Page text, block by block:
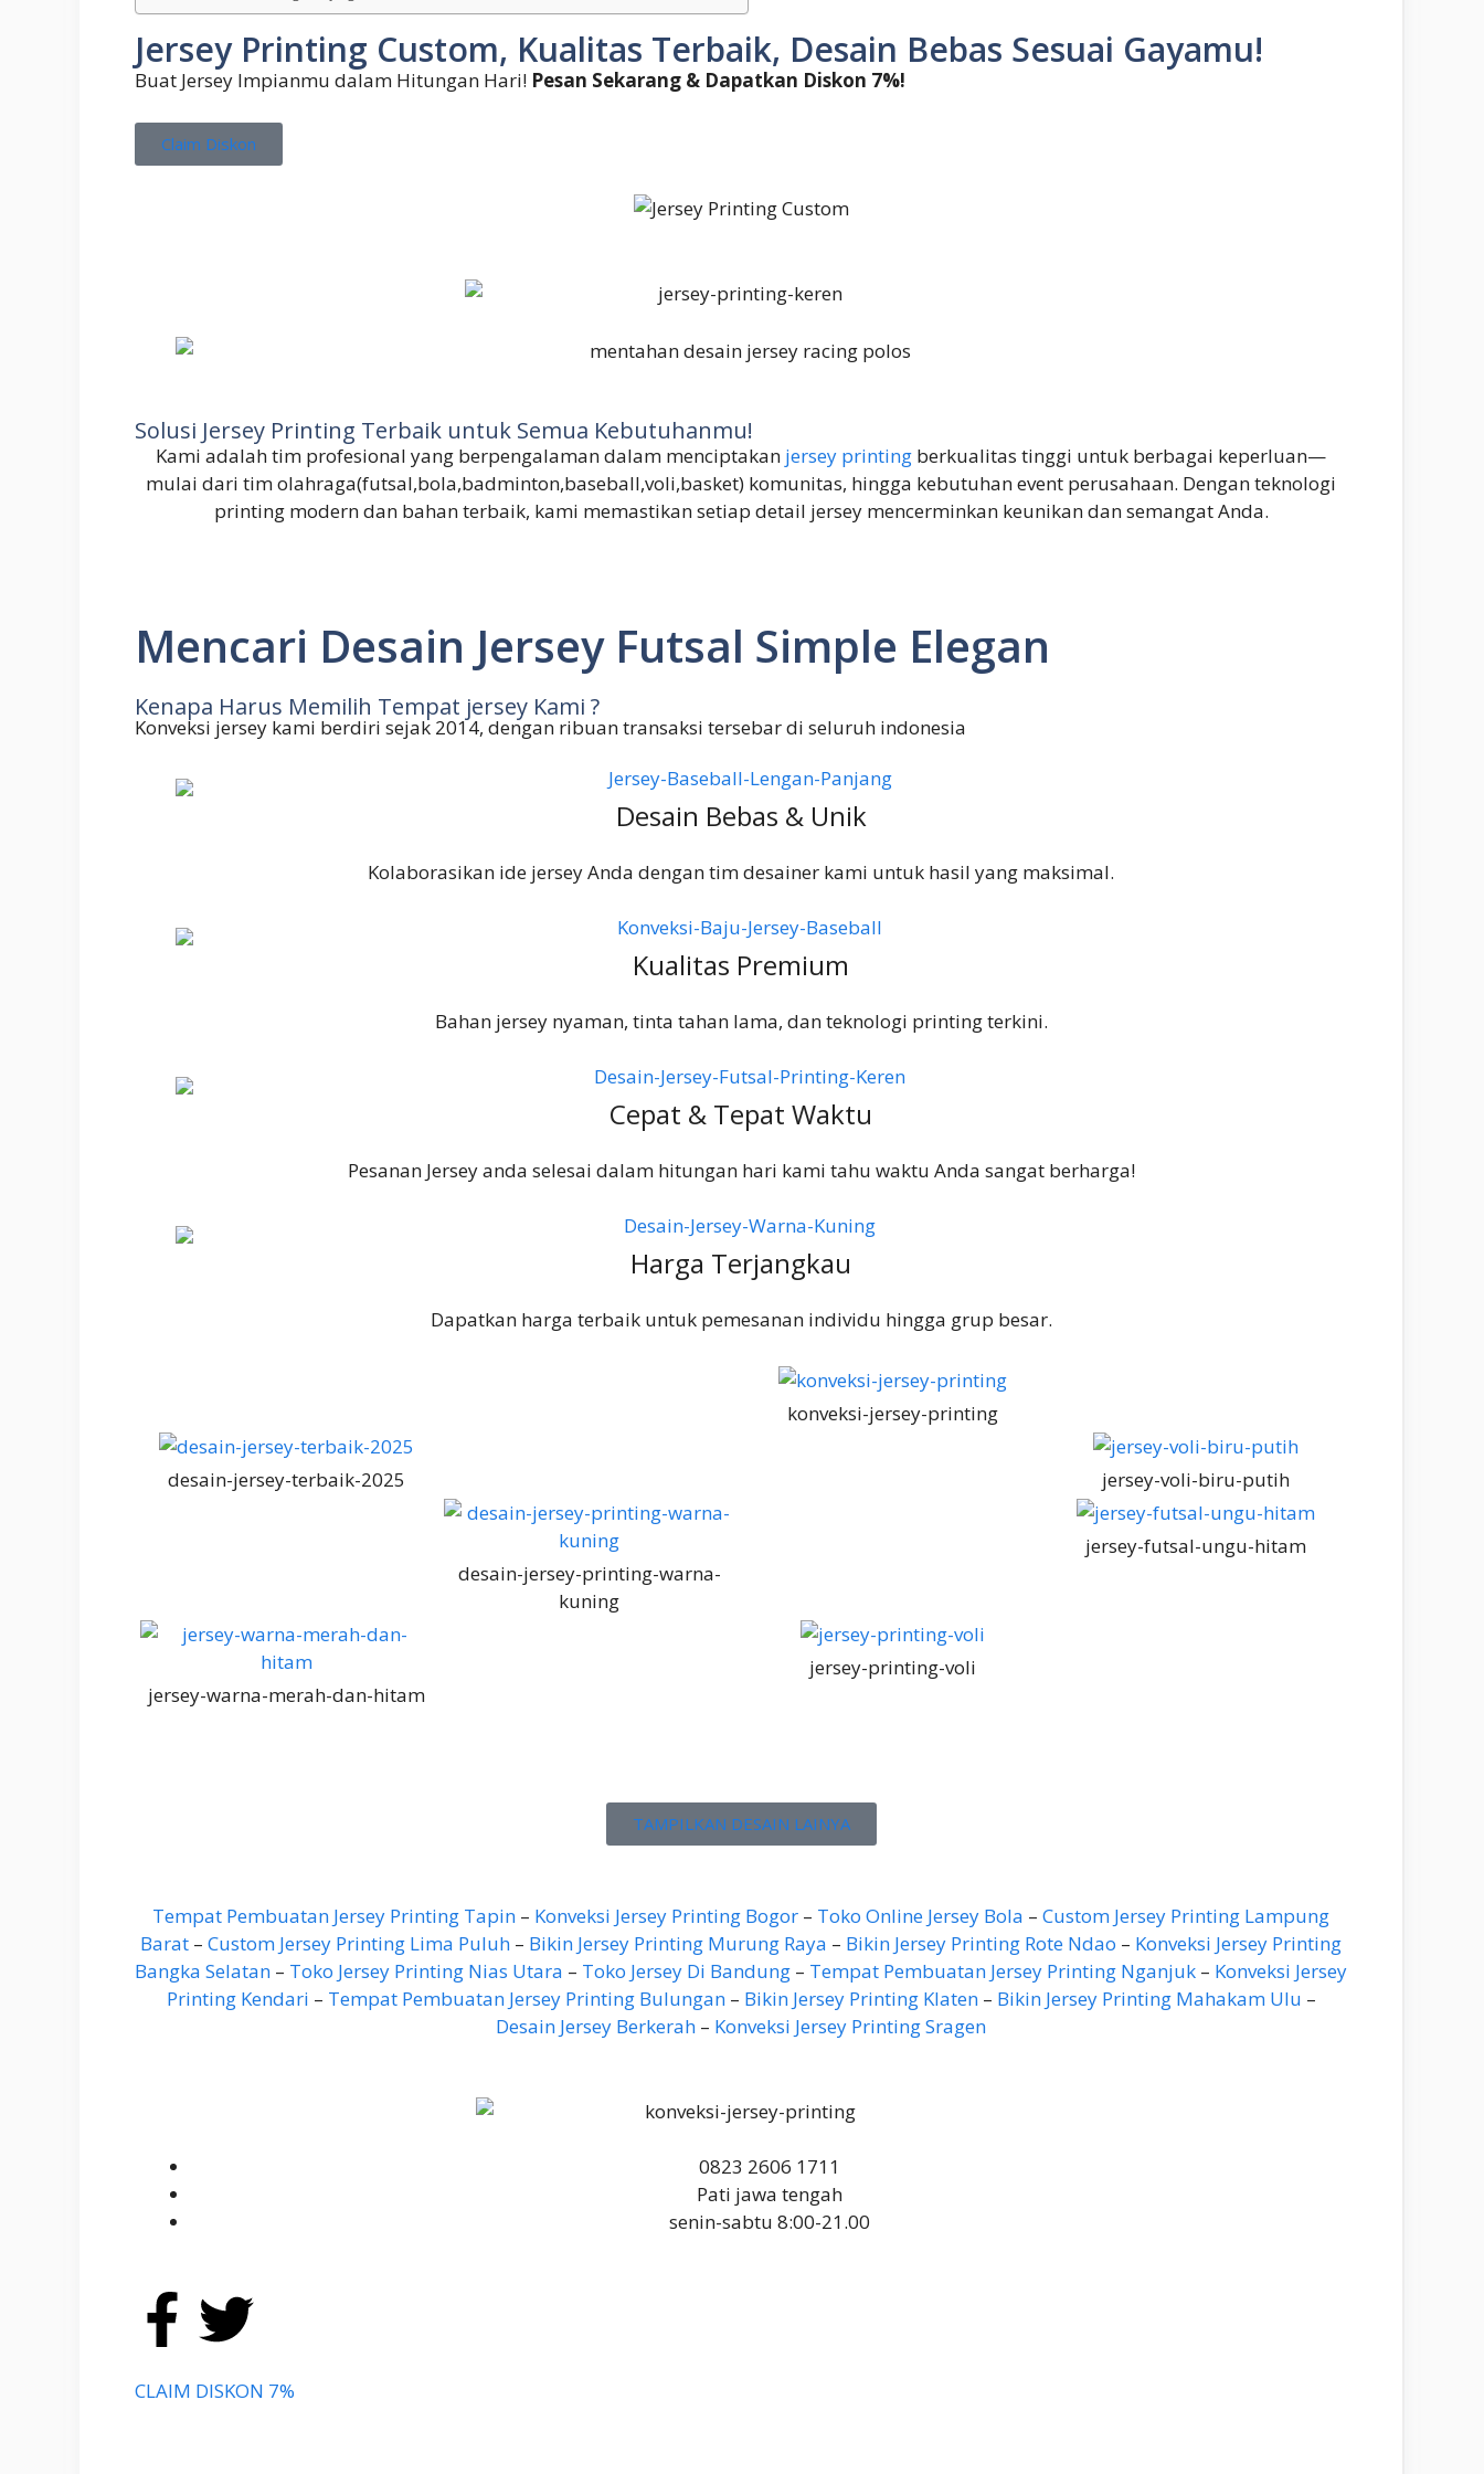
Jersey Printing Custom, Kualitas Terbaik, Desain Bebas Sesuai Gayamu!
Buat Jersey Impianmu dalam Hitungan Hari! Pesan Sekarang & Dapatkan Diskon 7%!
Claim Diskon
Solusi Jersey Printing Terbaik untuk Semua Kebutuhanmu!
Kami adalah tim profesional yang berpengalaman dalam menciptakan jersey printing berkualitas tinggi untuk berbagai keperluan—
mulai dari tim olahraga(futsal,bola,badminton,baseball,voli,basket) komunitas, hingga kebutuhan event perusahaan. Dengan teknologi
printing modern dan bahan terbaik, kami memastikan setiap detail jersey mencerminkan keunikan dan semangat Anda.
Mencari Desain Jersey Futsal Simple Elegan
Kenapa Harus Memilih Tempat jersey Kami ?
Konveksi jersey kami berdiri sejak 2014, dengan ribuan transaksi tersebar di seluruh indonesia
Desain Bebas & Unik
Kolaborasikan ide jersey Anda dengan tim desainer kami untuk hasil yang maksimal.
Kualitas Premium
Bahan jersey nyaman, tinta tahan lama, dan teknologi printing terkini.
Cepat & Tepat Waktu
Pesanan Jersey anda selesai dalam hitungan hari kami tahu waktu Anda sangat berharga!
Harga Terjangkau
Dapatkan harga terbaik untuk pemesanan individu hingga grup besar.
konveksi-jersey-printing
desain-jersey-terbaik-2025 jersey-voli-biru-putih
desain-jersey-printing-warna-
kuning
jersey-futsal-ungu-hitam
jersey-warna-merah-dan-hitam
jersey-printing-voli
TAMPILKAN DESAIN LAINYA
Tempat Pembuatan Jersey Printing Tapin – Konveksi Jersey Printing Bogor – Toko Online Jersey Bola – Custom Jersey Printing Lampung
Barat – Custom Jersey Printing Lima Puluh – Bikin Jersey Printing Murung Raya – Bikin Jersey Printing Rote Ndao – Konveksi Jersey Printing
Bangka Selatan – Toko Jersey Printing Nias Utara – Toko Jersey Di Bandung – Tempat Pembuatan Jersey Printing Nganjuk – Konveksi Jersey
Printing Kendari – Tempat Pembuatan Jersey Printing Bulungan– Bikin Jersey Printing Klaten– Bikin Jersey Printing Mahakam Ulu –
Desain Jersey Berkerah – Konveksi Jersey Printing Sragen
0823 2606 1711
Pati jawa tengah
senin-sabtu 8:00-21.00
CLAIM DISKON 7%